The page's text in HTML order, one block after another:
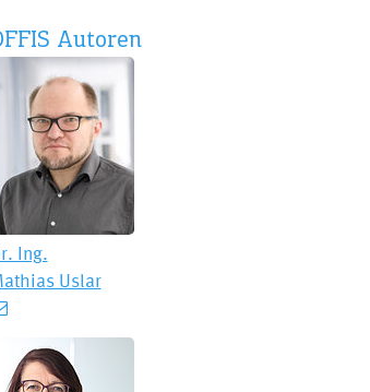
Autoren
Ing.
Uslar